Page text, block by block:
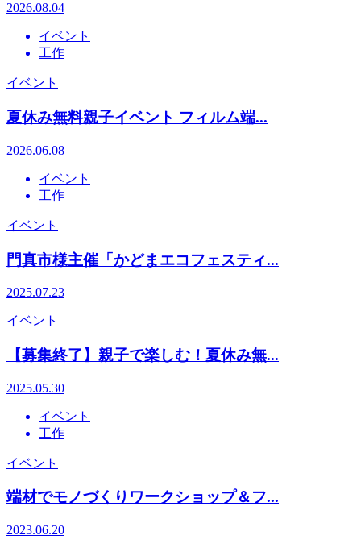
2026.08.04
イベント
工作
イベント
夏休み無料親子イベント フィルム端...
2026.06.08
イベント
工作
イベント
門真市様主催「かどまエコフェスティ...
2025.07.23
イベント
【募集終了】親子で楽しむ！夏休み無...
2025.05.30
イベント
工作
イベント
端材でモノづくりワークショップ＆フ...
2023.06.20